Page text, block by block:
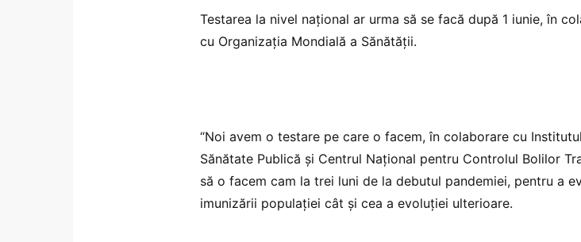
Testarea la nivel național ar urma să se facă după 1 iunie, în
cu Organizația Mondială a Sănătății.
“Noi avem o testare pe care o facem, în colaborare cu
Sănătate Publică și Centrul Național pentru Controlul Bolilor
să o facem cam la trei luni de la debutul pandemiei, pentru a
imunizării populației cât și cea a evoluției ulterioare.